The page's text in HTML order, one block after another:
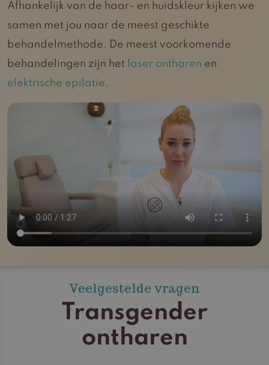
Afhankelijk van de haar- en huidskleur kijken we
samen met jou naar de meest geschikte
behandelmethode. De meest voorkomende
behandelingen zijn het
laser ontharen en
elektrische epilatie.
Veelgestelde vragen
Transgender
ontharen